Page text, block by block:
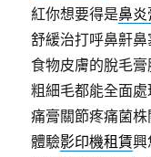
紅你想要得是鼻炎
舒緩治打呼鼻鼾鼻
食物皮膚的脫毛
粗細毛都能全面
痛膏關節疼痛菌
體驗影印機租賃興